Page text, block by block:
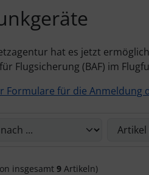
hat es jetzt
Flugsicherung (BAF) im
Formulare für die Anmeldung
insgesamt 9 Artikeln)